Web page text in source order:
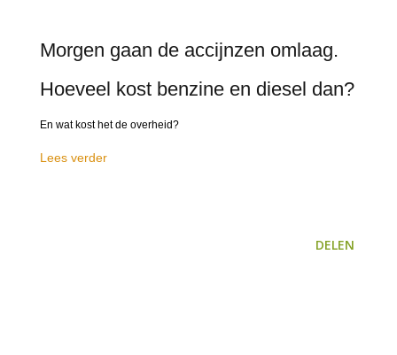
Morgen gaan de accijnzen omlaag.
Hoeveel kost benzine en diesel dan?
En wat kost het de overheid?
Lees verder
DELEN